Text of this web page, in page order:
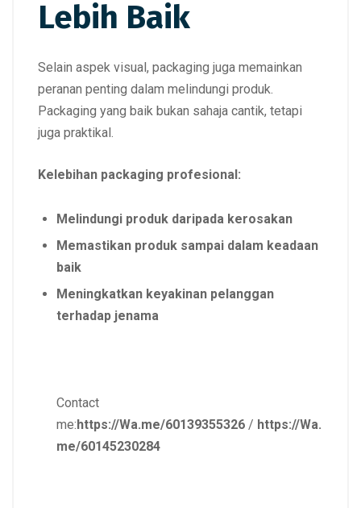
Lebih Baik
Selain aspek visual, packaging juga memainkan
peranan penting dalam melindungi produk.
Packaging yang baik bukan sahaja cantik, tetapi
juga praktikal.
Kelebihan packaging profesional:
Melindungi produk daripada kerosakan
Memastikan produk sampai dalam keadaan
baik
Meningkatkan keyakinan pelanggan
terhadap jenama
Contact
me:https://Wa.me/60139355326 / https://Wa.
me/60145230284